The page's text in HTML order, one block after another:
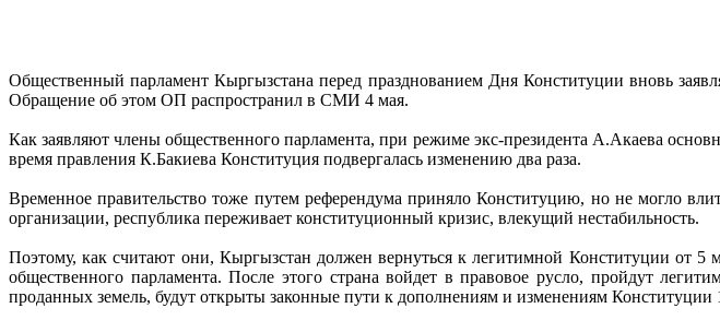
Общественный парламент Кыргызстана перед празднованием Дня Конституции вновь
Обращение об этом ОП распространил в СМИ 4 мая.
Как заявляют члены общественного парламента, при режиме экс-президента А.Акаева
время правления К.Бакиева Конституция подвергалась изменению два раза.
Временное правительство тоже путем референдума приняло Конституцию, но не могло
организации, республика переживает конституционный кризис, влекущий нестабильность.
Поэтому, как считают они, Кыргызстан должен вернуться к легитимной Конституции от
общественного парламента. После этого страна войдет в правовое русло, пройдут
проданных земель, будут открыты законные пути к дополнениям и изменениям Конституции